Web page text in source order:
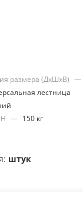
размера (ДхШхВ) —
лестница
— 150 кг
штук